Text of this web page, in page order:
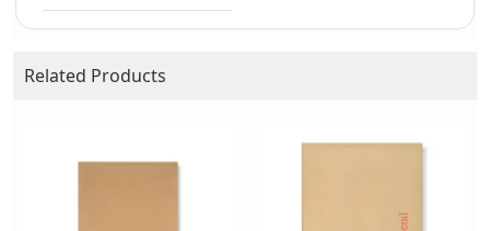
Related Products